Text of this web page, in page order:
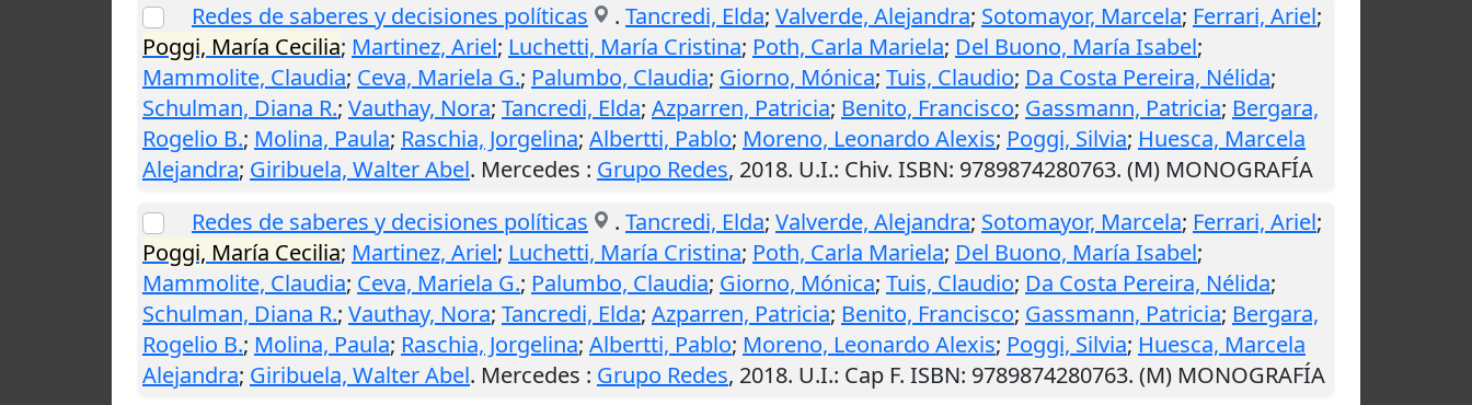
Redes de saberes y decisiones políticas
. Tancredi, Elda; Valverde, Alejandra; Sotomayor, Marcela; Ferrari, Ariel;
Poggi, María Cecilia; Martinez, Ariel; Luchetti, María Cristina; Poth, Carla Mariela; Del Buono, María Isabel;
Mammolite, Claudia; Ceva, Mariela G.; Palumbo, Claudia; Giorno, Mónica; Tuis, Claudio; Da Costa Pereira, Nélida;
Schulman, Diana R.; Vauthay, Nora; Tancredi, Elda; Azparren, Patricia; Benito, Francisco; Gassmann, Patricia; Bergara,
Rogelio B.; Molina, Paula; Raschia, Jorgelina; Albertti, Pablo; Moreno, Leonardo Alexis; Poggi, Silvia; Huesca, Marcela
Alejandra; Giribuela, Walter Abel. Mercedes : Grupo Redes, 2018. U.I.: Chiv. ISBN: 9789874280763. (M) MONOGRAFÍA
Redes de saberes y decisiones políticas
. Tancredi, Elda; Valverde, Alejandra; Sotomayor, Marcela; Ferrari, Ariel;
Poggi, María Cecilia; Martinez, Ariel; Luchetti, María Cristina; Poth, Carla Mariela; Del Buono, María Isabel;
Mammolite, Claudia; Ceva, Mariela G.; Palumbo, Claudia; Giorno, Mónica; Tuis, Claudio; Da Costa Pereira, Nélida;
Schulman, Diana R.; Vauthay, Nora; Tancredi, Elda; Azparren, Patricia; Benito, Francisco; Gassmann, Patricia; Bergara,
Rogelio B.; Molina, Paula; Raschia, Jorgelina; Albertti, Pablo; Moreno, Leonardo Alexis; Poggi, Silvia; Huesca, Marcela
Alejandra; Giribuela, Walter Abel. Mercedes : Grupo Redes, 2018. U.I.: Cap F. ISBN: 9789874280763. (M) MONOGRAFÍA